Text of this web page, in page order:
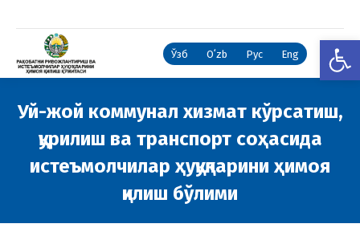
Ўзб Oʻzb Рус Eng
Уй-жой коммунал хизмат кўрсатиш,
қурилиш ва транспорт соҳасида
истеъмолчилар ҳуқуқларини ҳимоя
қилиш бўлими